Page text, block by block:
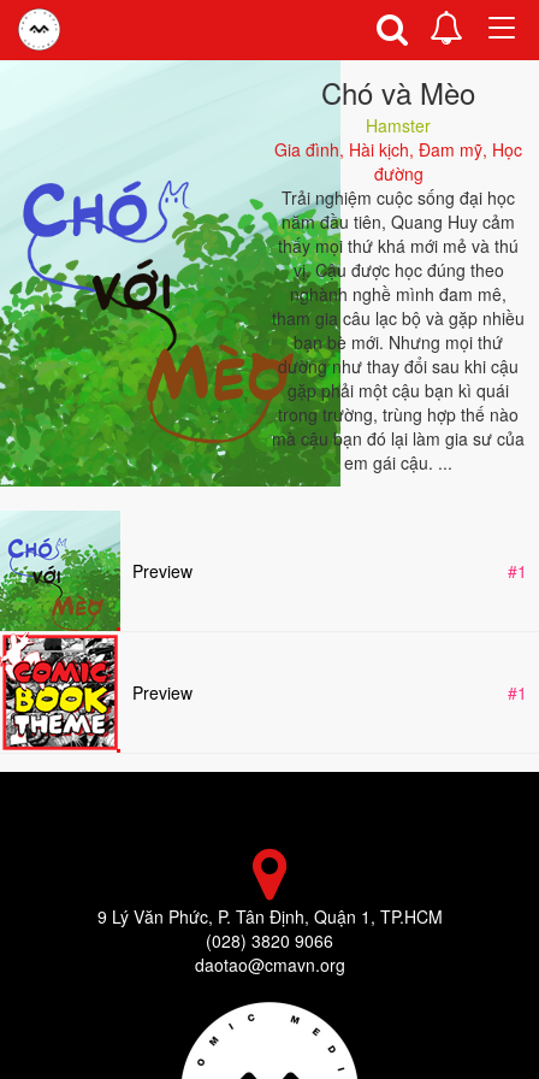
Chó và Mèo
Hamster
Gia đình, Hài kịch, Đam mỹ, Học
đường
Trải nghiệm cuộc sống đại học
năm đầu tiên, Quang Huy cảm
thấy mọi thứ khá mới mẻ và thú
vị. Cậu được học đúng theo
nghành nghề mình đam mê,
tham gia câu lạc bộ và gặp nhiều
bạn bè mới. Nhưng mọi thứ
dường như thay đổi sau khi cậu
gặp phải một cậu bạn kì quái
trong trường, trùng hợp thế nào
mà cậu bạn đó lại làm gia sư của
em gái cậu. ...
Preview #1
Preview #1
9 Lý Văn Phức, P. Tân Định, Quận 1, TP.HCM
(028) 3820 9066
daotao@cmavn.org